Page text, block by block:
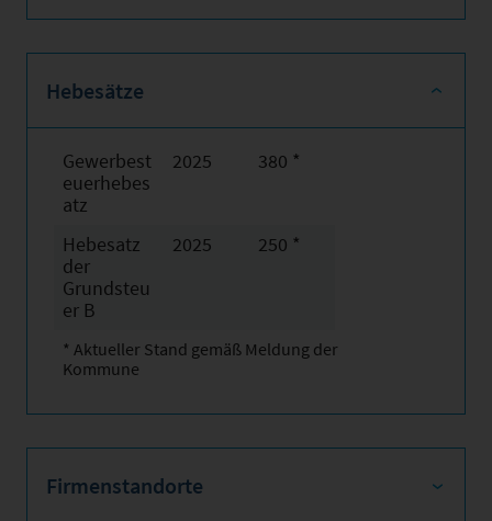
Hebesätze
Gewerbest
euerhebes
atz
2025 380 *
Hebesatz
der
Grundsteu
er B
2025 250 *
* Aktueller Stand gemäß Meldung der
Kommune
Firmenstandorte